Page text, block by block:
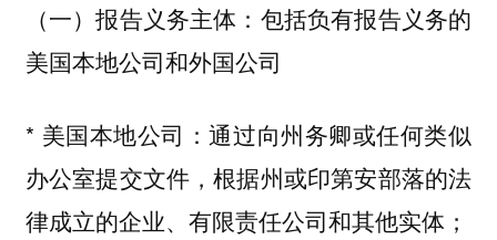
（一）报告义务主体：包括负有报告义务的
美国本地公司和外国公司
* 美国本地公司：通过向州务卿或任何类似
办公室提交文件，根据州或印第安部落的法
律成立的企业、有限责任公司和其他实体；